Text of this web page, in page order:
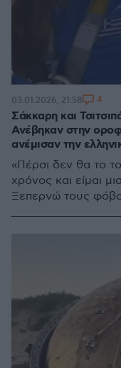
Σάκκαρη και
Ανέβηκαν στην
ανέμισαν την
«Πέρσι δεν θα το
χρόνος και είμαι
Ξεπερνώ τους
03.01.2026, 21:58 4